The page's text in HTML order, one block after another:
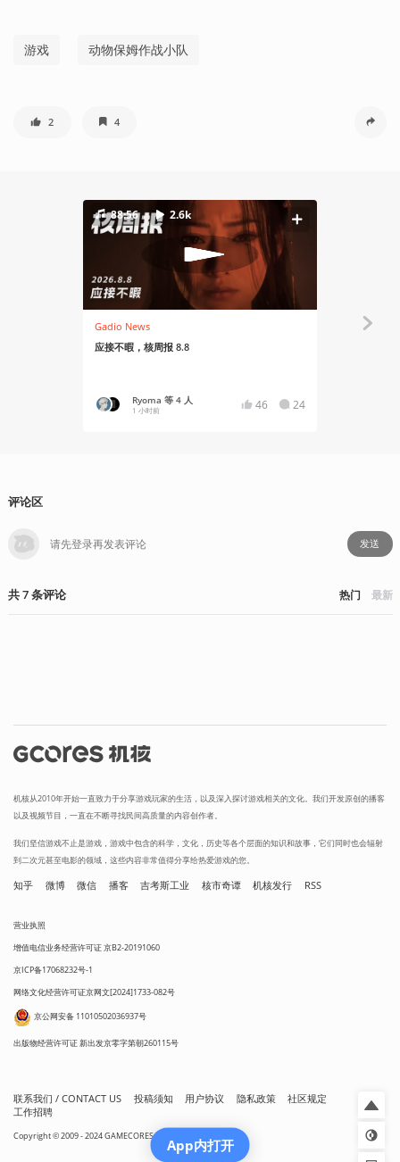
游戏 动物保姆作战小队
2 4
88:56 2.6k
Gadio News
应接不暇，核周报 8.8
Ryoma 等 4 人
1 小时前 46 24
评论区
发送
共7条评论 热门 最新
机核从2010年开始一直致力于分享游戏玩家的生活，以及深入探讨游戏相关的文化。我们开发原创的播客
以及视频节目，一直在不断寻找民间高质量的内容创作者。
我们坚信游戏不止是游戏，游戏中包含的科学，文化，历史等各个层面的知识和故事，它们同时也会辐射
到二次元甚至电影的领域，这些内容非常值得分享给热爱游戏的您。
知乎 微博 微信 播客 吉考斯工业 核市奇谭 机核发行 RSS
营业执照
增值电信业务经营许可证 京B2-20191060
京ICP备17068232号-1
网络文化经营许可证京网文[2024]1733-082号
京公网安备 11010502036937号
出版物经营许可证 新出发京零字第朝260115号
联系我们 / CONTACT US 投稿须知 用户协议 隐私政策
社区规定
工作招聘
Copyright © 2009 - 2024 GAMECORES. All Rights Reserved
App内打开